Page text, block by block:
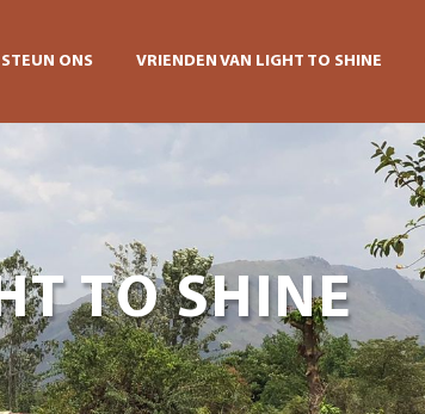
STEUN ONS VRIENDEN VAN LIGHT TO SHINE
TO SHINE